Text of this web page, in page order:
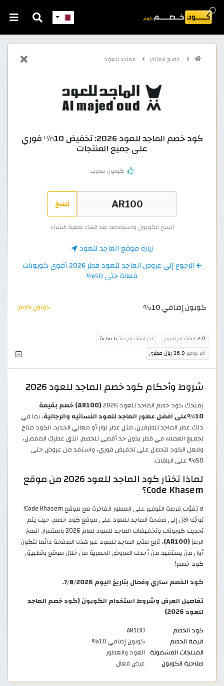
جميع المتاجر الماجد للعود
كود خصم الماجد للعود 2026: تخفيض 10% فوري
على جميع المنتجات
كوبون مجرب
نسخ
انسخ الكوبون واستخدمه عند انهاء عملية الشراء
زيارة موقع الماجد للعود
الرجوع إلى عروض الماجد للعود قطر 2026 أقوى كوبونات
فعالة حتى 50%
كوبون إضافي 10% كوبون خصم
271 استخدام اليوم اخر استخدام منذ 6 ساعة
اخر توفير 36.9 ريال قطري
شروط وأحكام كود خصم الماجد للعود 2026
يمنحك كود خصم الماجد للعود 2026 (AR100)
خصم بقيمة
10%على افضل عطور الماجد للعود النسائيه والرجالية
، بما في
ذلك عطر الماجد للطرفين، مثل عطر نوار أو معاني الجديد. الكود متاح
لجميع العملاء في قطر بدون حد أقصى للخصم. انتقِ عطرك المفضل،
وفعل الكود لتحصل على تخفيض فوري، واستفد من عروض حتى
50% على الباقات.
لماذا تختار كود الماجد للعود 2026 من موقع
Code Khasem؟
لا تفوّت فرصة التوفير على العطور الفاخرة مع موقع Code Khasem!
توجّه الآن إلى صفحة الماجد للعود على موقع كود خصم، حيث يتم
تحديث كوبونات وتخفيضات الماجد للعود لعام 2026 باستمرار. انسخ
الرمز(AR100)
، تابع متجر الماجد للعود عبر هذه الصفحة دائما لتكون
أول من يستفيد من أحدث العروض الحصرية من خلال موقع وتطبيق
كود خصم!
كود الخصم ساري وفعال بتاريخ اليوم 7/8/2026.
تفاصيل العرض وشروط استخدام الكوبون (كود خصم الماجد
للعود 2026)
كود الخصم
AR100
قيمة الخصم
كوبون إضافي 10%
المنتجات المشمولة العود والعطور
صلاحية الكوبون
عرض فعال